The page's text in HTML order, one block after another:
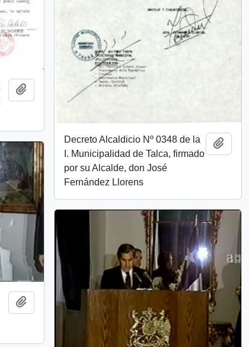
Añadir al portapapeles
Decreto Alcaldicio Nº 0348 de la
I. Municipalidad de Talca, firmado
por su Alcalde, don José
Fernández Llorens
Añadir al portapapeles